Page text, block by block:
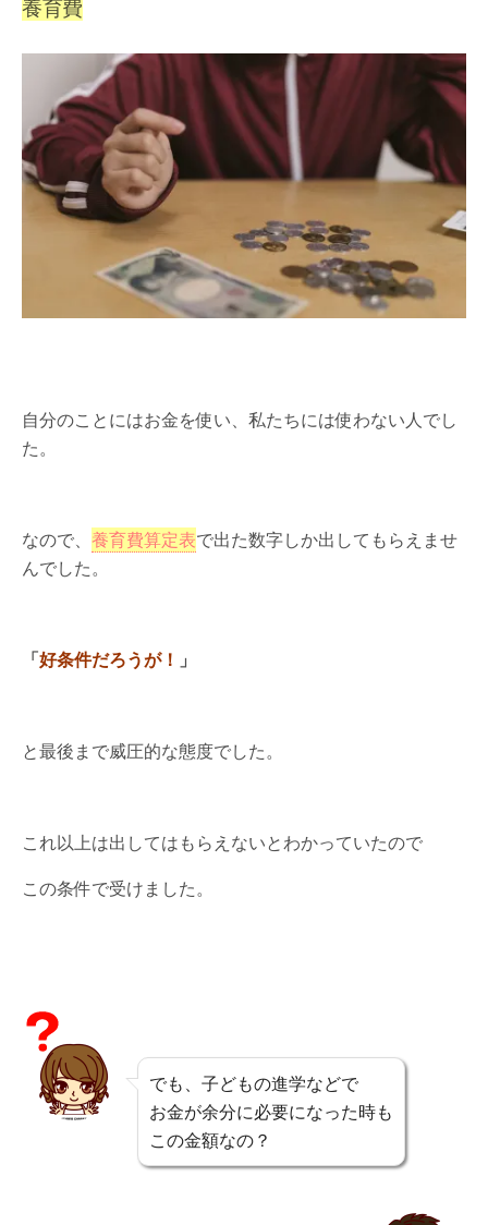
養育費
自分のことにはお金を使い、私たちには使わない人でし
た。
なので、 養育費算定表で出た数字しか出してもらえませ
んでした。
「好条件だろうが！ 」
と最後まで威圧的な態度でした。
これ以上は出してはもらえないとわかっていたので
この条件で受けました。
でも、子どもの進学などで
お金が余分に必要になった時も
この金額なの？